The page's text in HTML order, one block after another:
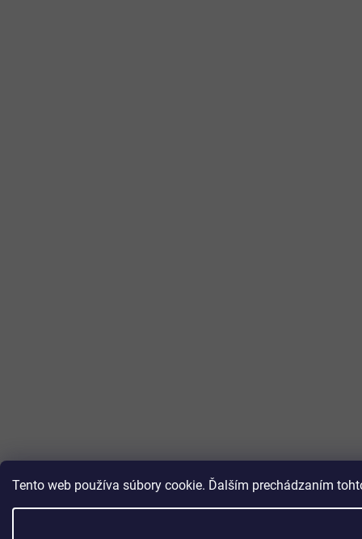
Tento web používa súbory cookie. Ďalším prechádzaním